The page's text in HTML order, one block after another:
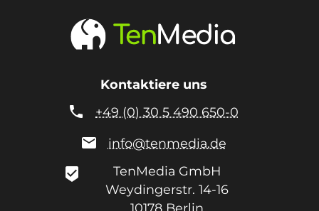
Kontaktiere uns
 +49 (0) 30 5 490 650-0
 info@tenmedia.de
beenhere
TenMedia GmbH
Weydingerstr. 14-16